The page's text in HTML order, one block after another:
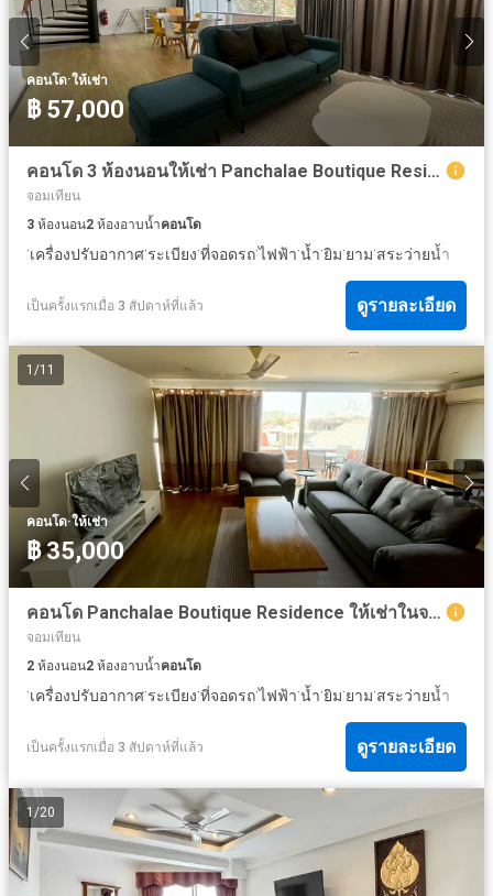
คอนโด·ให้เช่า
฿ 57,000
คอนโด 3 ห้องนอนให้เช่า Panchalae Boutique Residence ในจอมเทียน
จอมเทียน
3 ห้องนอน2 ห้องอาบน้ำคอนโด
·เครื่องปรับอากาศ·ระเบียง·ที่จอดรถ·ไฟฟ้า·น้ำ·ยิม·ยาม·สระว่ายน้ำ
เป็นครั้งแรกเมื่อ 3 สัปดาห์ที่แล้ว ดูรายละเอียด
1 /11
คอนโด·ให้เช่า
฿ 35,000
คอนโด Panchalae Boutique Residence ให้เช่าในจอมเทียน
จอมเทียน
2 ห้องนอน2 ห้องอาบน้ำคอนโด
·เครื่องปรับอากาศ·ระเบียง·ที่จอดรถ·ไฟฟ้า·น้ำ·ยิม·ยาม·สระว่ายน้ำ
เป็นครั้งแรกเมื่อ 3 สัปดาห์ที่แล้ว ดูรายละเอียด
1 /20